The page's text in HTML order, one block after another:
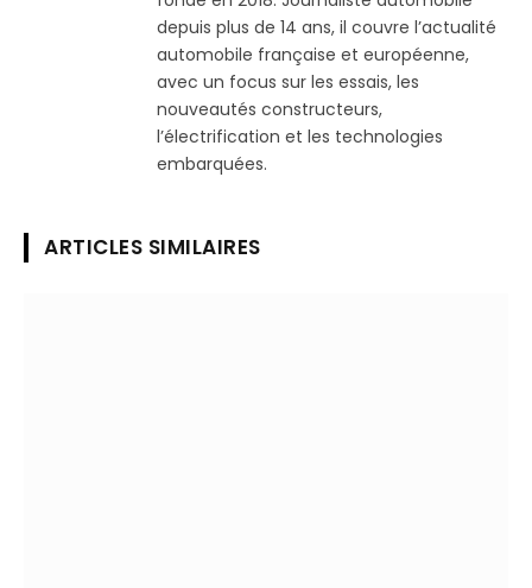
depuis plus de 14 ans, il couvre l’actualité
automobile française et européenne,
avec un focus sur les essais, les
nouveautés constructeurs,
l’électrification et les technologies
embarquées.
ARTICLES SIMILAIRES